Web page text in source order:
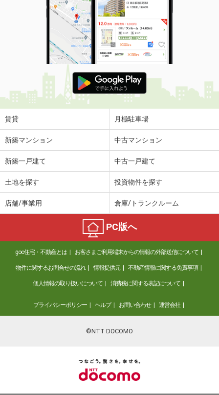
賃貸 月極駐車場
新築マンション 中古マンション
新築一戸建て 中古一戸建て
土地を探す 投資物件を探す
店舗/事業用 倉庫/トランクルーム
PC版へ
goo住宅・不動産とは お客さまご利用端末からの情報の外部送信について
物件に関するお問合せの流れ 情報提供元 不動産情報に関する免責事項
個人情報の取り扱いについて 消費税に関する表記について
プライバシーポリシー ヘルプ お問い合わせ 運営会社
©NTT DOCOMO